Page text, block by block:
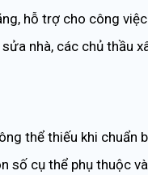
hỗ trợ cho công
nhà, các chủ thầu
thể thiếu khi chuẩn
số cụ thể phụ thuộc